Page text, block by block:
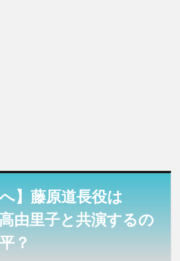
へ】藤原道長役は
由里子と共演するの
？